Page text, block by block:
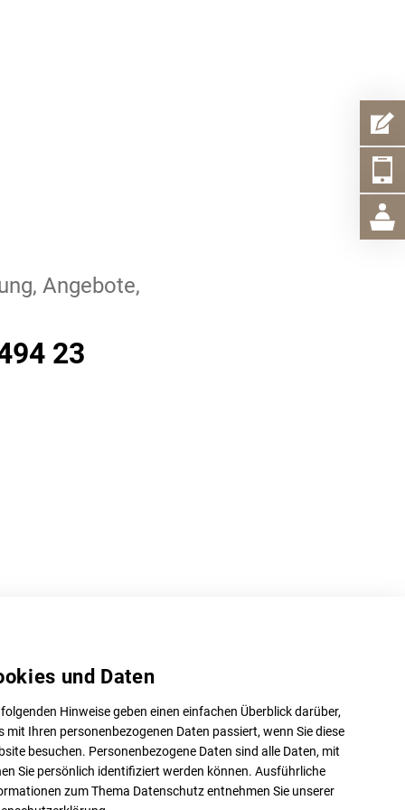
und Daten
folgenden Hinweise geben einen einfachen Überblick darüber,
mit Ihren personenbezogenen Daten passiert, wenn Sie diese
besuchen. Personenbezogene Daten sind alle Daten, mit
Sie persönlich identifiziert werden können. Ausführliche
zum Thema Datenschutz entnehmen Sie unserer
Angebote,
23